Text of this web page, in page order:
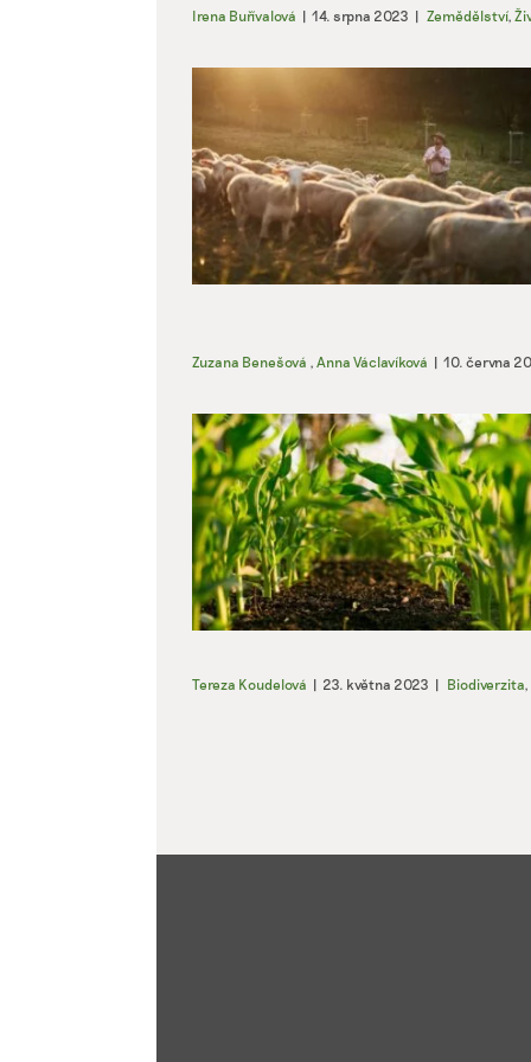
Irena Buřívalová | 14. srpna 2023 | Zemědělství,
Zuzana Benešová Anna Václavíková | 10. června
Tereza Koudelová | 23. května 2023 | Biodiverzita